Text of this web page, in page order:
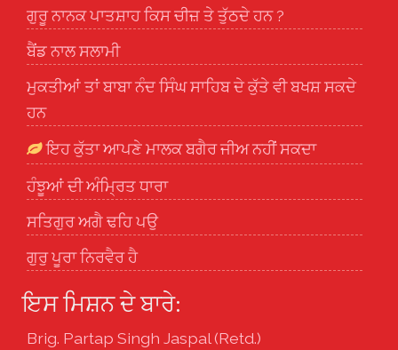
ਗੁਰੂ ਨਾਨਕ ਪਾਤਸ਼ਾਹ ਕਿਸ ਚੀਜ਼ ਤੇ ਤੁੱਠਦੇ ਹਨ ?
ਬੈਂਡ ਨਾਲ ਸਲਾਮੀ
ਮੁਕਤੀਆਂ ਤਾਂ ਬਾਬਾ ਨੰਦ ਸਿੰਘ ਸਾਹਿਬ ਦੇ ਕੁੱਤੇ ਵੀ ਬਖਸ਼ ਸਕਦੇ
ਹਨ
ਇਹ ਕੁੱਤਾ ਆਪਣੇ ਮਾਲਕ ਬਗੈਰ ਜੀਅ ਨਹੀਂ ਸਕਦਾ
ਹੰਝੂਆਂ ਦੀ ਅੰਮ੍ਰਿਤ ਧਾਰਾ
ਸਤਿਗੁਰ ਅਗੈ ਢਹਿ ਪਉ
ਗੁਰੁ ਪੂਰਾ ਨਿਰਵੈਰ ਹੈ
ਇਸ ਮਿਸ਼ਨ ਦੇ ਬਾਰੇ:
Brig. Partap Singh Jaspal (Retd.)